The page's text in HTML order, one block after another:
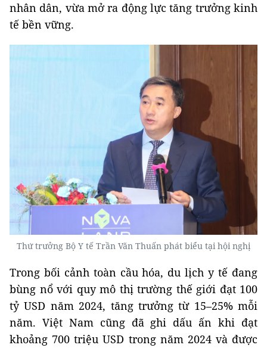
nhân dân, vừa mở ra động lực tăng trưởng kinh
tế bền vững.
Thứ trưởng Bộ Y tế Trần Văn Thuấn phát biểu tại hội nghị
Trong bối cảnh toàn cầu hóa, du lịch y tế đang
bùng nổ với quy mô thị trường thế giới đạt 100
tỷ USD năm 2024, tăng trưởng từ 15–25% mỗi
năm. Việt Nam cũng đã ghi dấu ấn khi đạt
khoảng 700 triệu USD trong năm 2024 và được